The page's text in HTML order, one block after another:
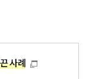
사례